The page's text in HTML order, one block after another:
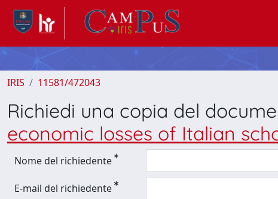
IRIS 11581/472043
Richiedi una copia del
economic losses of Italian
Nome del richiedente
E-mail del richiedente